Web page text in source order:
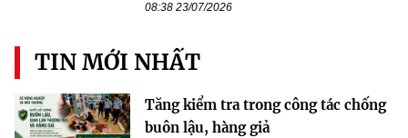
08:38 23/07/2026
TIN MỚI NHẤT
Tăng kiểm tra trong công tác chống
buôn lậu, hàng giả